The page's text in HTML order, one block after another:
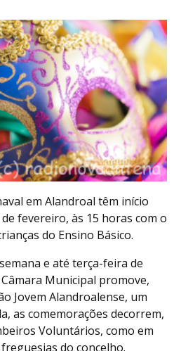
em Alandroal têm início
fevereiro, às 15 horas com o
do Ensino Básico.
e até terça-feira de
Municipal promove,
Jovem Alandroalense, um
as comemorações decorrem,
Voluntários, como em
do concelho.